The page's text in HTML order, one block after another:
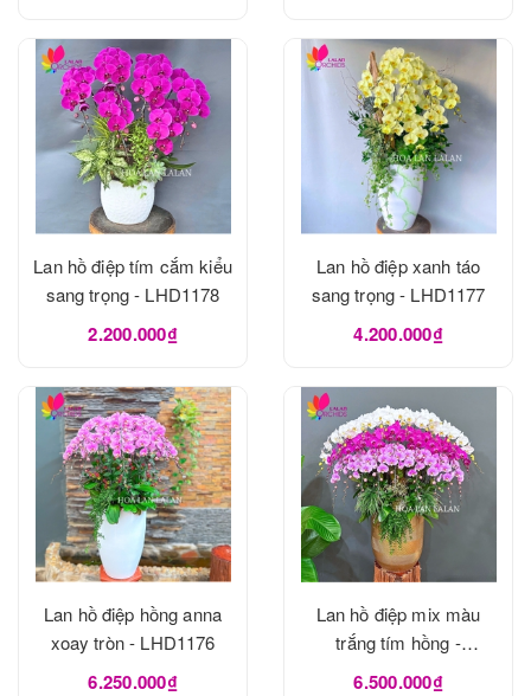
Lan hồ điệp tím cắm kiểu
sang trọng - LHD1178
2.200.000₫
Lan hồ điệp xanh táo
sang trọng - LHD1177
4.200.000₫
Lan hồ điệp hồng anna
xoay tròn - LHD1176
6.250.000₫
Lan hồ điệp mix màu
trắng tím hồng -
LHD1175
6.500.000₫